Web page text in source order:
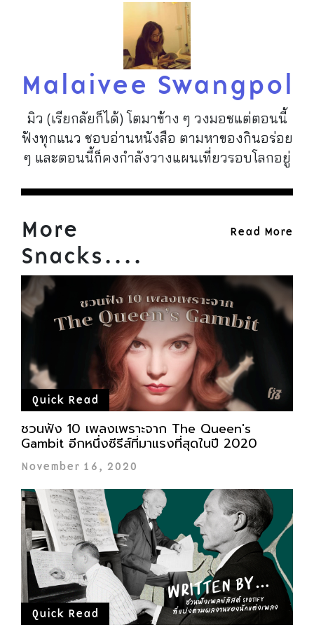
Malaivee Swangpol
มิว (เรียกลัยก็ได้)​ โตมาข้าง ๆ วงมอชแต่ตอนนี้
ฟังทุกแนว ชอบอ่านหนังสือ ตามหาของกินอร่อย
ๆ และตอนนี้ก็คงกำลังวางแผนเที่ยวรอบโลกอยู่
More
Snacks....
Read More
Quick Read
ชวนฟัง 10 เพลงเพราะจาก The Queen's
Gambit อีกหนึ่งซีรีส์ที่มาแรงที่สุดในปี 2020
November 16, 2020
Quick Read